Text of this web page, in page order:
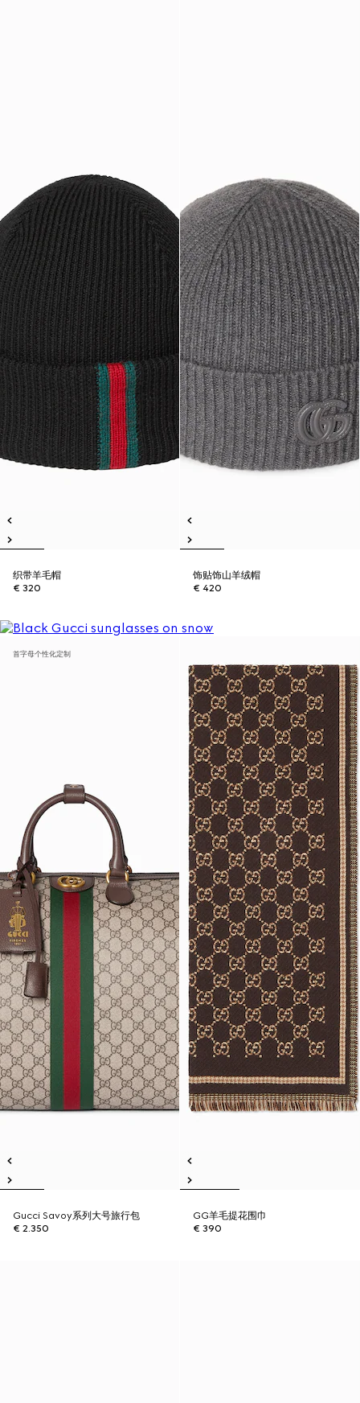
织带羊毛帽
€ 320
饰贴饰山羊绒帽
€ 420
首字母个性化定制
Gucci Savoy系列大号旅行包
€ 2.350
GG羊毛提花围巾
€ 390